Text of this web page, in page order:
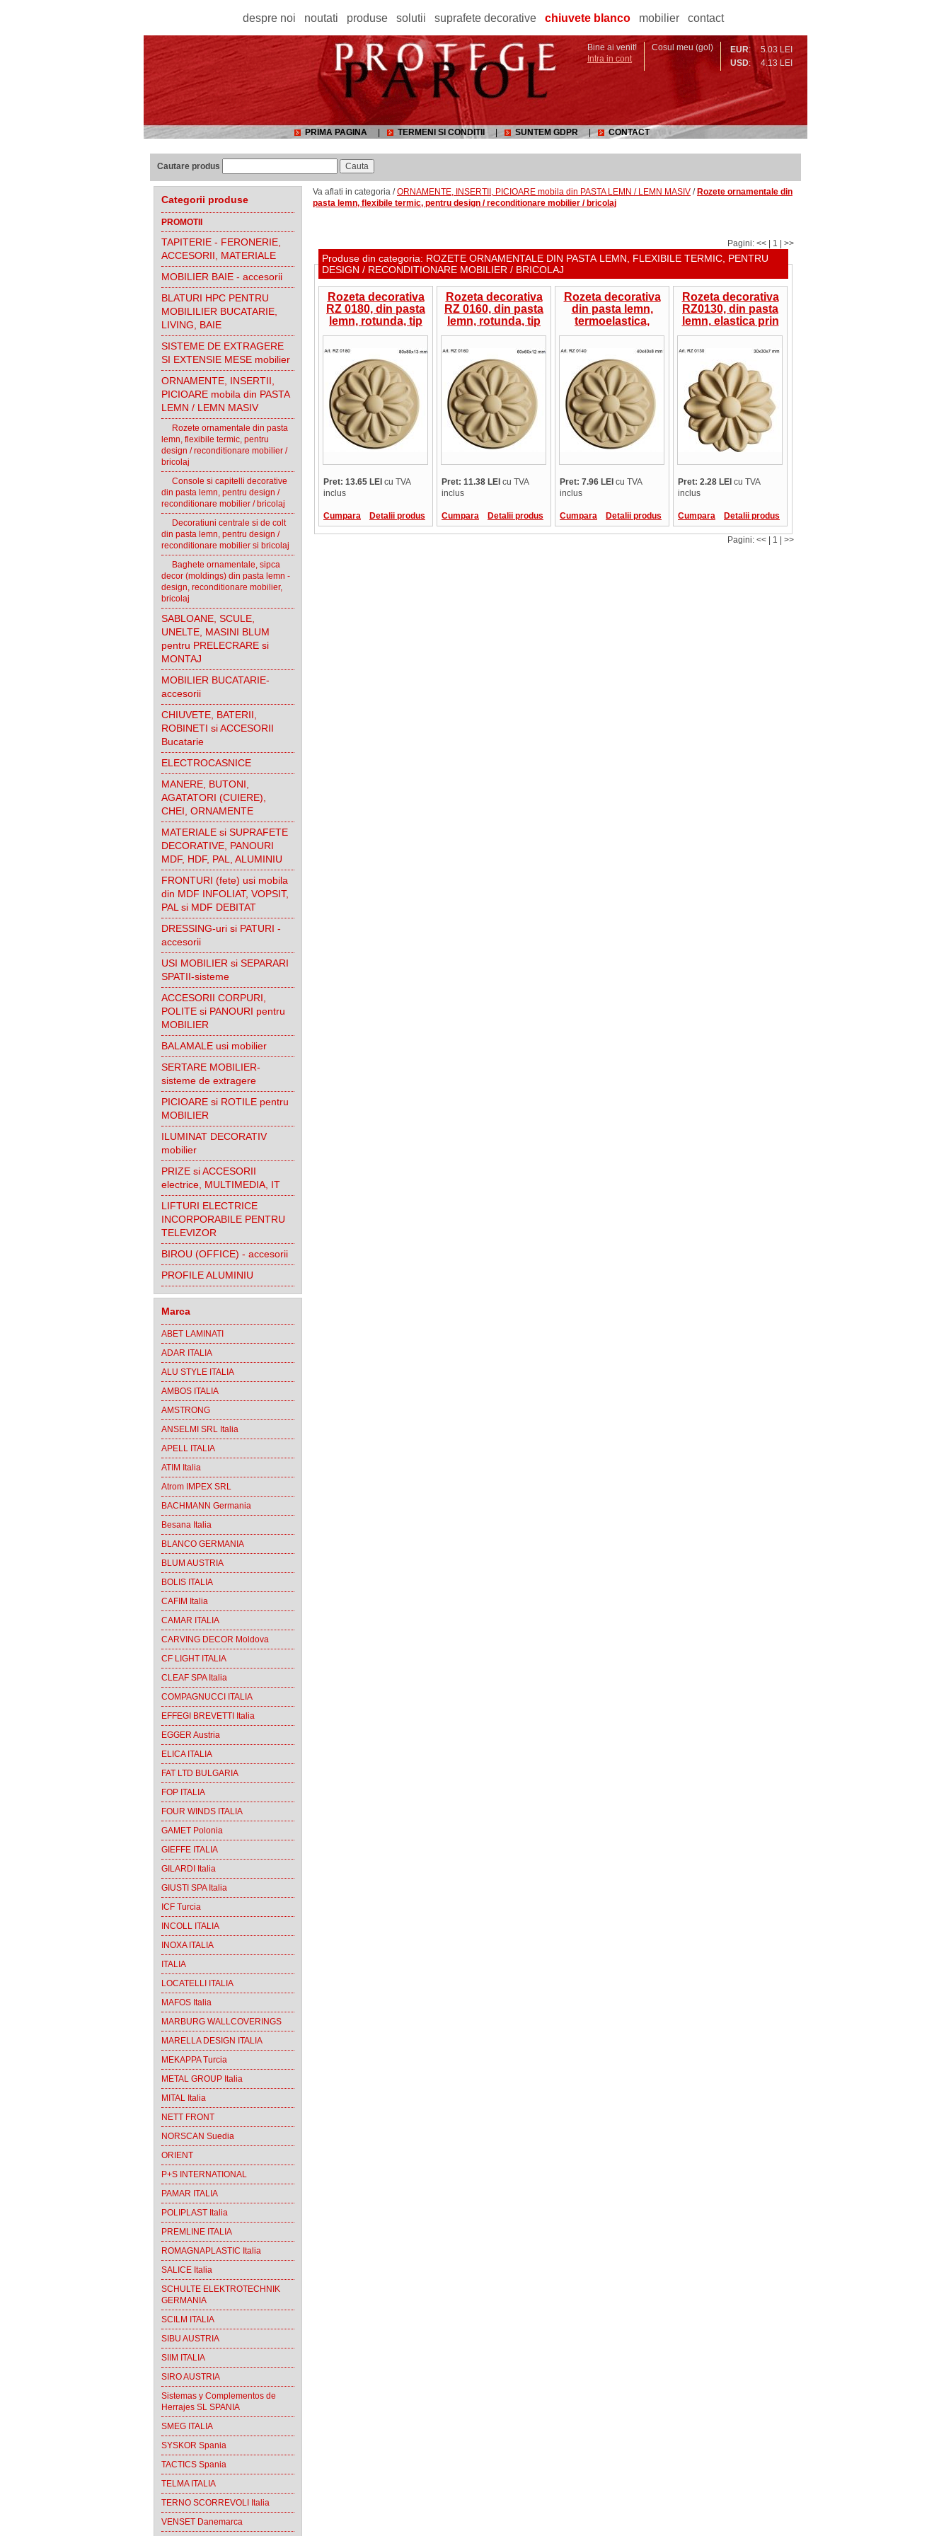
despre noi noutati produse solutii suprafete decorative chiuvete blanco mobilier contact
Bine ai venit!
Intra in cont
Cosul meu (gol) EUR:
5.03 LEI
USD: 4.13 LEI
PRIMA PAGINA TERMENI SI CONDITII SUNTEM GDPR CONTACT
Cautare produs
Categorii produse
PROMOTII
TAPITERIE - FERONERIE,
ACCESORII, MATERIALE
MOBILIER BAIE - accesorii
BLATURI HPC PENTRU
MOBILILIER BUCATARIE,
LIVING, BAIE
SISTEME DE EXTRAGERE
SI EXTENSIE MESE mobilier
ORNAMENTE, INSERTII,
PICIOARE mobila din PASTA
LEMN / LEMN MASIV
Rozete ornamentale din pasta
lemn, flexibile termic, pentru
design / reconditionare mobilier /
bricolaj
Console si capitelli decorative
din pasta lemn, pentru design /
reconditionare mobilier / bricolaj
Decoratiuni centrale si de colt
din pasta lemn, pentru design /
reconditionare mobilier si bricolaj
Baghete ornamentale, sipca
decor (moldings) din pasta lemn -
design, reconditionare mobilier,
bricolaj
SABLOANE, SCULE,
UNELTE, MASINI BLUM
pentru PRELECRARE si
MONTAJ
MOBILIER BUCATARIE-
accesorii
CHIUVETE, BATERII,
ROBINETI si ACCESORII
Bucatarie
ELECTROCASNICE
MANERE, BUTONI,
AGATATORI (CUIERE),
CHEI, ORNAMENTE
MATERIALE si SUPRAFETE
DECORATIVE, PANOURI
MDF, HDF, PAL, ALUMINIU
FRONTURI (fete) usi mobila
din MDF INFOLIAT, VOPSIT,
PAL si MDF DEBITAT
DRESSING-uri si PATURI -
accesorii
USI MOBILIER si SEPARARI
SPATII-sisteme
ACCESORII CORPURI,
POLITE si PANOURI pentru
MOBILIER
BALAMALE usi mobilier
SERTARE MOBILIER-
sisteme de extragere
PICIOARE si ROTILE pentru
MOBILIER
ILUMINAT DECORATIV
mobilier
PRIZE si ACCESORII
electrice, MULTIMEDIA, IT
LIFTURI ELECTRICE
INCORPORABILE PENTRU
TELEVIZOR
BIROU (OFFICE) - accesorii
PROFILE ALUMINIU
Marca
ABET LAMINATI
ADAR ITALIA
ALU STYLE ITALIA
AMBOS ITALIA
AMSTRONG
ANSELMI SRL Italia
APELL ITALIA
ATIM Italia
Atrom IMPEX SRL
BACHMANN Germania
Besana Italia
BLANCO GERMANIA
BLUM AUSTRIA
BOLIS ITALIA
CAFIM Italia
CAMAR ITALIA
CARVING DECOR Moldova
CF LIGHT ITALIA
CLEAF SPA Italia
COMPAGNUCCI ITALIA
EFFEGI BREVETTI Italia
EGGER Austria
ELICA ITALIA
FAT LTD BULGARIA
FOP ITALIA
FOUR WINDS ITALIA
GAMET Polonia
GIEFFE ITALIA
GILARDI Italia
GIUSTI SPA Italia
ICF Turcia
INCOLL ITALIA
INOXA ITALIA
ITALIA
LOCATELLI ITALIA
MAFOS Italia
MARBURG WALLCOVERINGS
MARELLA DESIGN ITALIA
MEKAPPA Turcia
METAL GROUP Italia
MITAL Italia
NETT FRONT
NORSCAN Suedia
ORIENT
P+S INTERNATIONAL
PAMAR ITALIA
POLIPLAST Italia
PREMLINE ITALIA
ROMAGNAPLASTIC Italia
SALICE Italia
SCHULTE ELEKTROTECHNIK
GERMANIA
SCILM ITALIA
SIBU AUSTRIA
SIIM ITALIA
SIRO AUSTRIA
Sistemas y Complementos de
Herrajes SL SPANIA
SMEG ITALIA
SYSKOR Spania
TACTICS Spania
TELMA ITALIA
TERNO SCORREVOLI Italia
VENSET Danemarca
Va aflati in categoria /ORNAMENTE, INSERTII, PICIOARE mobila din PASTA LEMN / LEMN MASIV / Rozete ornamentale din
pasta lemn, flexibile termic, pentru design / reconditionare mobilier / bricolaj
Pagini: << | 1 | >>
Produse din categoria: ROZETE ORNAMENTALE DIN PASTA LEMN, FLEXIBILE TERMIC, PENTRU
DESIGN / RECONDITIONARE MOBILIER / BRICOLAJ
Rozeta decorativa
RZ 0180, din pasta
lemn, rotunda, tip
floare cu bordura,
Pret: 13.65 LEI cu TVA
inclus
Cumpara Detalii produs
Rozeta decorativa
RZ 0160, din pasta
lemn, rotunda, tip
floare cu bordura,
Pret: 11.38 LEI cu TVA
inclus
Cumpara Detalii produs
Rozeta decorativa
din pasta lemn,
termoelastica,
RZ0140, rotunda,
bordura, 40 x 40 x 8
mm
Pret: 7.96 LEI cu TVA
inclus
Cumpara Detalii produs
Rozeta decorativa
RZ0130, din pasta
lemn, elastica prin
incalzire, rotunda
Pret: 2.28 LEI cu TVA
inclus
Cumpara Detalii produs
Pagini: << | 1 | >>